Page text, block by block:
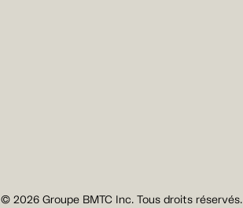
© 2026 Groupe BMTC Inc. Tous droits réservés.